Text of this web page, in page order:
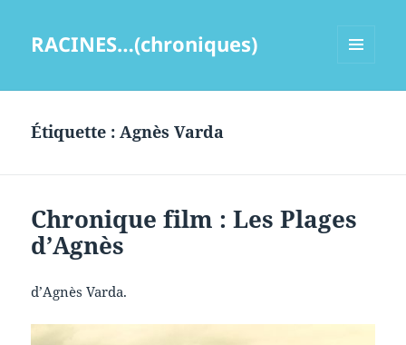
RACINES…(chroniques)
Étiquette :Agnès Varda
Chronique film : Les Plages
d’Agnès
d’Agnès Varda.